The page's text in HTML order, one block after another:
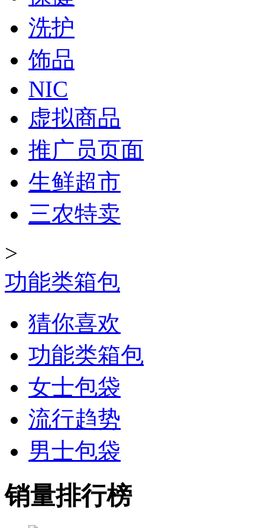
洗护
饰品
NIC
虚拟商品
推广员页面
生鲜超市
三农特卖
>
功能类箱包
猜你喜欢
功能类箱包
女士包袋
流行趋势
男士包袋
销量排行榜